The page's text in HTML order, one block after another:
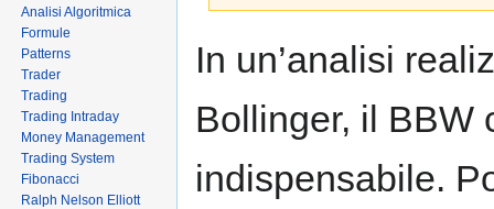
In un’analisi
Bollinger, il BBW
indispensabile.
Analisi Algoritmica
Formule
Patterns
Trader
Trading
Trading Intraday
Money Management
Trading System
Fibonacci
Ralph Nelson Elliott